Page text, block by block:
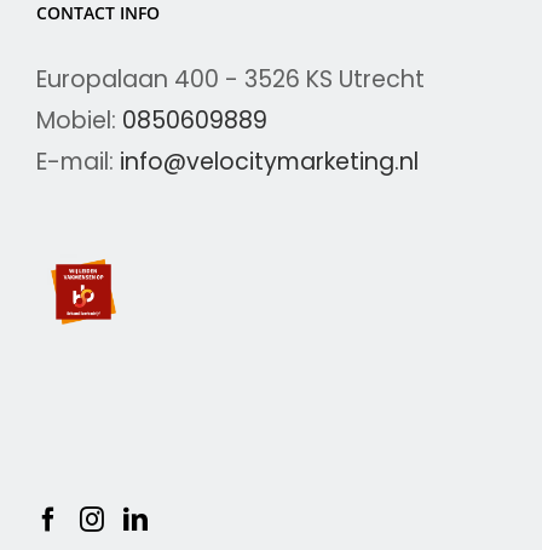
CONTACT INFO
Europalaan 400 - 3526 KS Utrecht
Mobiel: 0850609889
E-mail: info@velocitymarketing.nl